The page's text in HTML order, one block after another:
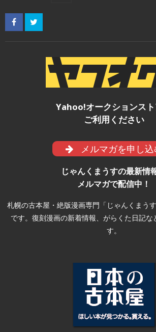
Yahoo!オークションスト
ご利用ください
メルマガを申し込
じゃんくまうすの最新情
メルマガで配信中！
札幌の古本屋・絶版漫画専門「じゃんくまう
です。復刻漫画の新着情報、がらくた日記な
す。